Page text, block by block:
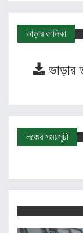
ভাড়ার তালিকা
লঞ্চের সময়সূচী